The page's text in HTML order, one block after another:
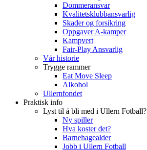
Dommeransvar
Kvalitetsklubbansvarlig
Skader og forsikring
Oppgaver A-kamper
Kampvert
Fair-Play Ansvarlig
Vår historie
Trygge rammer
Eat Move Sleep
Alkohol
Ullernfondet
Praktisk info
Lyst til å bli med i Ullern Fotball?
Ny spiller
Hva koster det?
Barnehagealder
Jobb i Ullern Fotball